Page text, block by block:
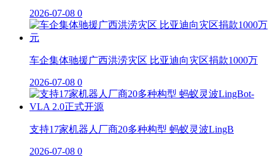
2026-07-08 0
车企集体驰援广西洪涝灾区 比亚迪向灾区捐款1000万
2026-07-08 0
支持17家机器人厂商20多种构型 蚂蚁灵波LingB
2026-07-08 0